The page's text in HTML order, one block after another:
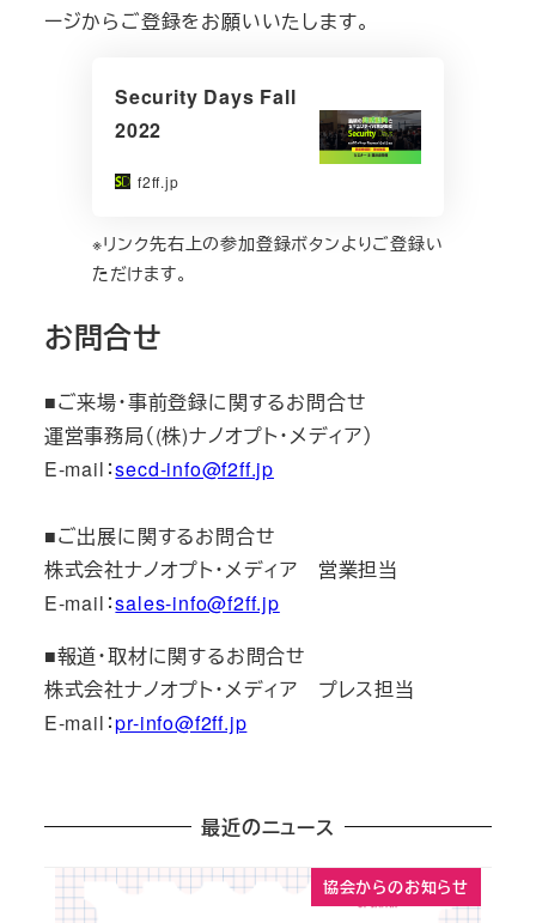
ージからご登録をお願いいたします。
Security Days Fall
2022
f2ff.jp
※リンク先右上の参加登録ボタンよりご登録い
ただけます。
お問合せ
■ご来場・事前登録に関するお問合せ
運営事務局（(株)ナノオプト・メディア）
E-mail：secd-info@f2ff.jp
■ご出展に関するお問合せ
株式会社ナノオプト・メディア 営業担当
E-mail：sales-info@f2ff.jp
■報道・取材に関するお問合せ
株式会社ナノオプト・メディア プレス担当
E-mail：pr-info@f2ff.jp
最近のニュース
協会からのお知らせ